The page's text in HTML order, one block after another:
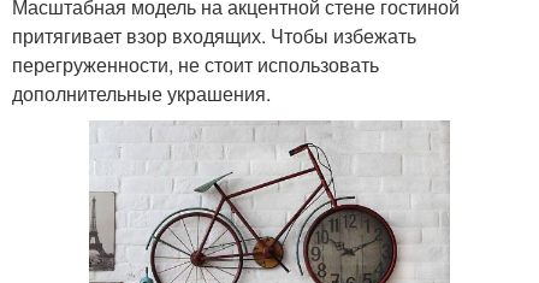
Масштабная модель на акцентной стене гостиной
притягивает взор входящих. Чтобы избежать
перегруженности, не стоит использовать
дополнительные украшения.